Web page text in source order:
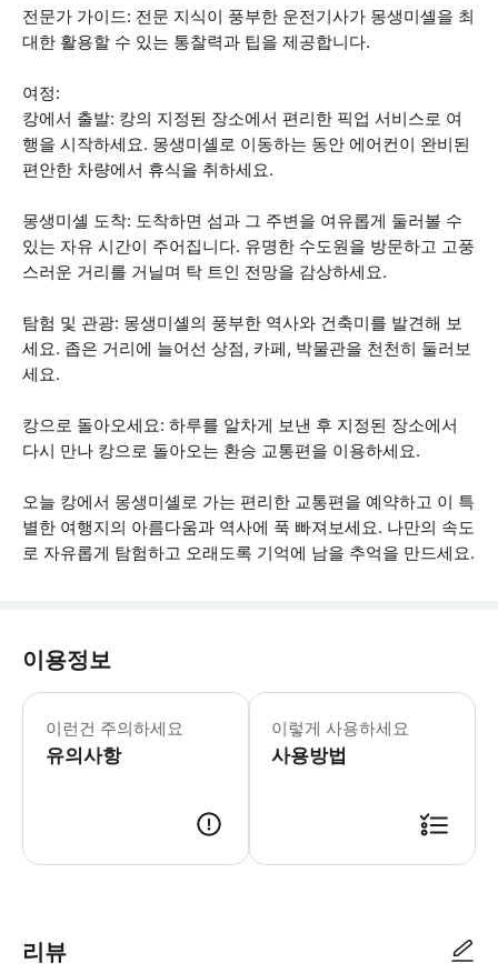
전문가 가이드: 전문 지식이 풍부한 운전기사가 몽생미셸을 최
대한 활용할 수 있는 통찰력과 팁을 제공합니다.
여정:
캉에서 출발: 캉의 지정된 장소에서 편리한 픽업 서비스로 여
행을 시작하세요. 몽생미셸로 이동하는 동안 에어컨이 완비된
편안한 차량에서 휴식을 취하세요.
몽생미셸 도착: 도착하면 섬과 그 주변을 여유롭게 둘러볼 수
있는 자유 시간이 주어집니다. 유명한 수도원을 방문하고 고풍
스러운 거리를 거닐며 탁 트인 전망을 감상하세요.
탐험 및 관광: 몽생미셸의 풍부한 역사와 건축미를 발견해 보
세요. 좁은 거리에 늘어선 상점, 카페, 박물관을 천천히 둘러보
세요.
캉으로 돌아오세요: 하루를 알차게 보낸 후 지정된 장소에서
다시 만나 캉으로 돌아오는 환승 교통편을 이용하세요.
오늘 캉에서 몽생미셸로 가는 편리한 교통편을 예약하고 이 특
별한 여행지의 아름다움과 역사에 푹 빠져보세요. 나만의 속도
로 자유롭게 탐험하고 오래도록 기억에 남을 추억을 만드세요.
이용정보
이런건 주의하세요
유의사항
이렇게 사용하세요
사용방법
리뷰